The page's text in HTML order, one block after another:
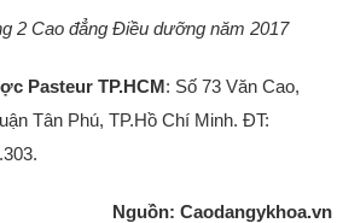
2 Cao đẳng Điều dưỡng năm 2017
Pasteur TP.HCM: Số 73 Văn Cao,
Tân Phú, TP.Hồ Chí Minh. ĐT:
Nguồn: Caodangykhoa.vn